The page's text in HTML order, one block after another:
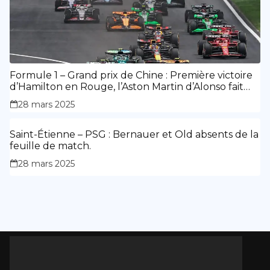
Formule 1 – Grand prix de Chine : Première victoire
d’Hamilton en Rouge, l’Aston Martin d’Alonso fait
des siennes.
28 mars 2025
Saint-Étienne – PSG : Bernauer et Old absents de la
feuille de match.
28 mars 2025